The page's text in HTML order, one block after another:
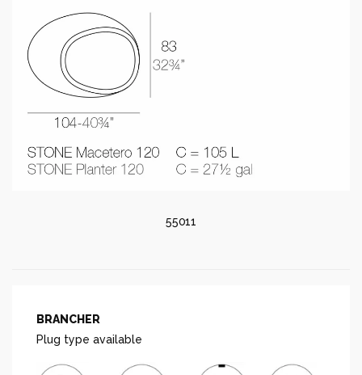
55011
BRANCHER
Plug type available